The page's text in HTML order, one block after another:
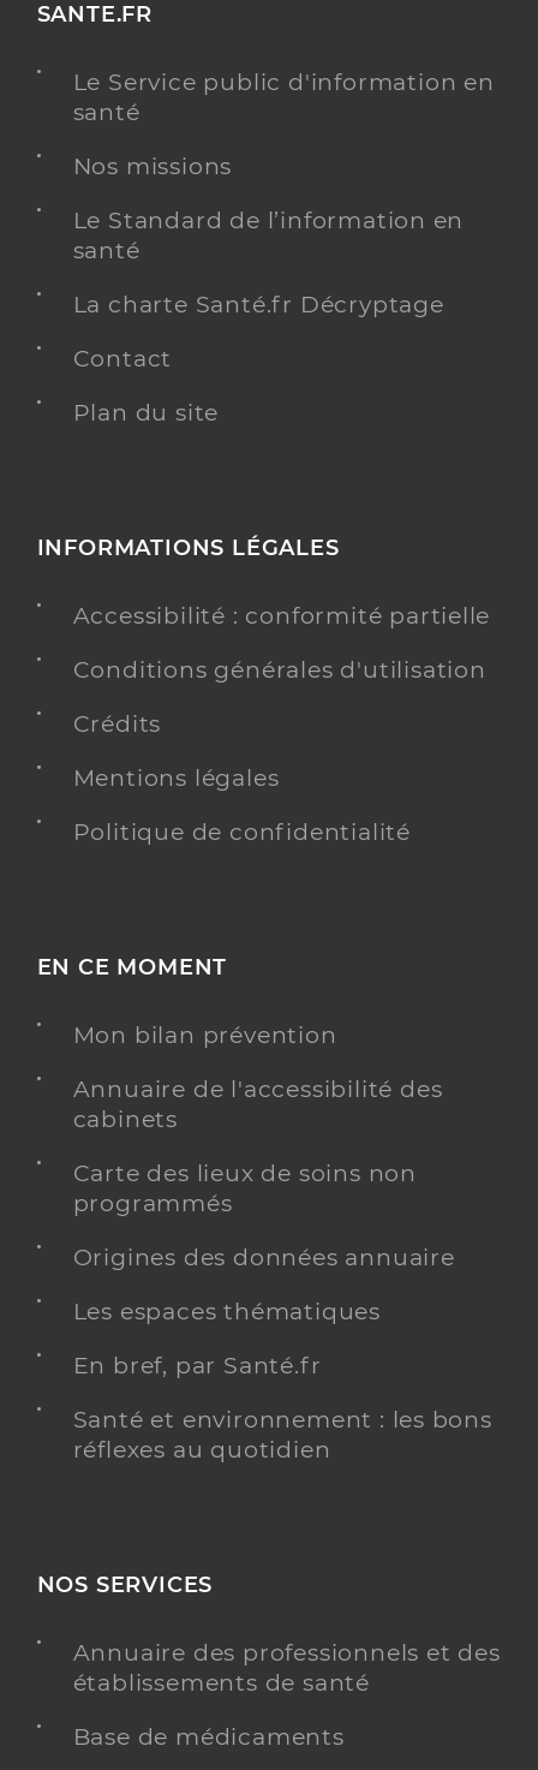
SANTE.FR
Le Service public d'information en
santé
Nos missions
Le Standard de l’information en
santé
La charte Santé.fr Décryptage
Contact
Plan du site
INFORMATIONS LÉGALES
Accessibilité : conformité partielle
Conditions générales d'utilisation
Crédits
Mentions légales
Politique de confidentialité
EN CE MOMENT
Mon bilan prévention
Annuaire de l'accessibilité des
cabinets
Carte des lieux de soins non
programmés
Origines des données annuaire
Les espaces thématiques
En bref, par Santé.fr
Santé et environnement : les bons
réflexes au quotidien
NOS SERVICES
Annuaire des professionnels et des
établissements de santé
Base de médicaments